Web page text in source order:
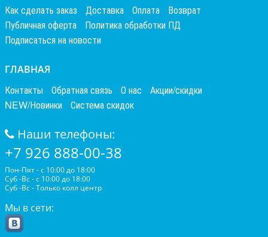
Как сделать заказ Доставка Оплата
Возврат
Публичная оферта
Политика обработки ПД
Подписаться на новости
ГЛАВНАЯ
Контакты Обратная связь О нас
Акции/скидки
NEW/Новинки
Система скидок
Наши телефоны:
+7 926 888-00-38
Пон-Пят - с 10:00 до 18:00
Суб -Вс - с 10:00 до 18:00
Суб -Вс - Только колл центр
Мы в сети: